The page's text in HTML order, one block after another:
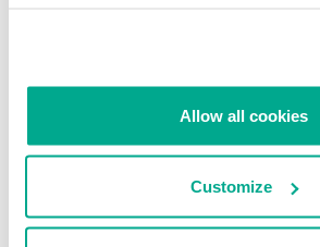
Allow all cookies
Customize